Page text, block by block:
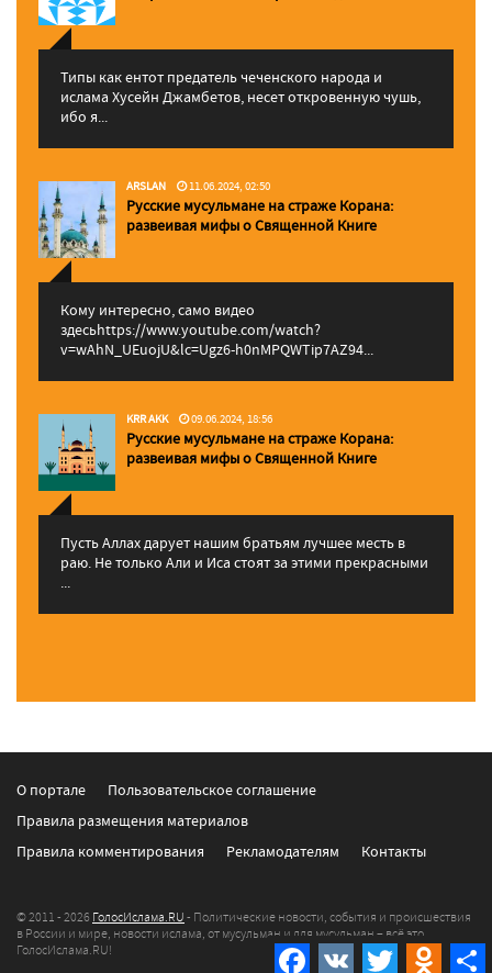
Типы как ентот предатель чеченского народа и
ислама Хусейн Джамбетов, несет откровенную чушь,
ибо я...
ARSLAN 11.06.2024, 02:50
Русские мусульмане на страже Корана:
pазвеивая мифы о Священной Книге
Кому интересно, само видео
здесьhttps://www.youtube.com/watch?
v=wAhN_UEuojU&lc=Ugz6-h0nMPQWTip7AZ94...
KRR AKK 09.06.2024, 18:56
Русские мусульмане на страже Корана:
pазвеивая мифы о Священной Книге
Пусть Аллах дарует нашим братьям лучшее месть в
раю. Не только Али и Иса стоят за этими прекрасными
...
Facebook
VK Twitter
О портале
Пользовательское соглашение
Правила размещения материалов
Правила комментирования
Рекламодателям Контакты
© 2011 - 2026 ГолосИслама.RU - Политические новости, события и происшествия
в России и мире, новости ислама, от мусульман и для мусульман – всё это
ГолосИслама.RU!